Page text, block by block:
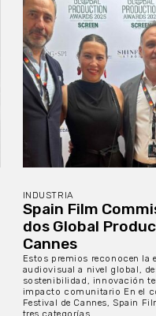
INDUSTRIA
Spain Film
dos Global
Cannes
Estos premios reconocen la
audiovisual a nivel global,
sostenibilidad, innovación
impacto comunitario En el
Festival de Cannes, Spain